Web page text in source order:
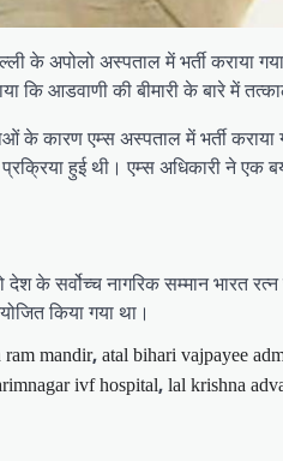
के अपोलो अस्पताल में भर्ती कराया
कि आडवाणी की बीमारी के बारे में
एम्स अस्पताल में भर्ती कराया
हुई थी। एम्स अधिकारी ने एक
के सर्वोच्च नागरिक सम्मान भारत
किया गया था।
ram mandir, atal bihari vajpayee
ivf hospital, lal krishna